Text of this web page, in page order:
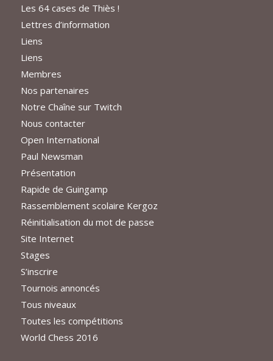
Les 64 cases de Thiès !
Lettres d’information
Liens
Liens
Membres
Nos partenaires
Notre Chaîne sur Twitch
Nous contacter
Open International
Paul Newsman
Présentation
Rapide de Guingamp
Rassemblement scolaire Kergoz
Réinitialisation du mot de passe
Site Internet
Stages
S’inscrire
Tournois annoncés
Tous niveaux
Toutes les compétitions
World Chess 2016